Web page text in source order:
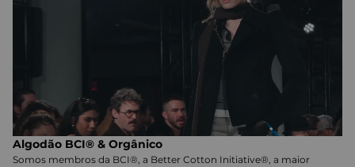
Algodão BCI® & Orgânico
Somos membros da BCI®, a Better Cotton Initiative®, a maior